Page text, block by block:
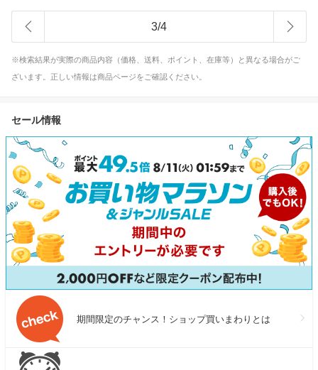
3/4
※検索結果が実際の商品内容（価格、送料、ポイント、在庫等）と異なる場合がご
ざいます。正しい情報は商品ページをご確認ください。
セール情報
期間限定のチャンス！ショップ買いまわりとは